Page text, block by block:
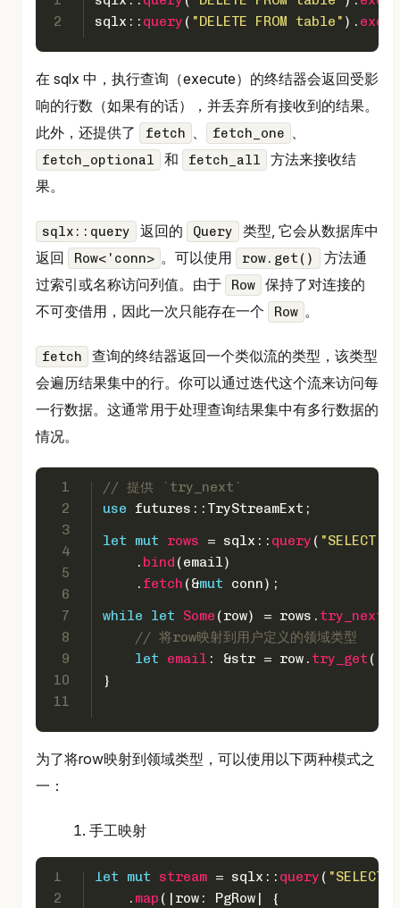
2
sqlx:: query ( "DELETE FROM table" ).
在 sqlx 中，执行查询（execute）的终结器会返回受影
响的行数（如果有的话），并丢弃所有接收到的结果。
此外，还提供了
fetch 、 fetch_one 、
fetch_optional 和 fetch_all
方法来接收结
果。
sqlx::query 返回的 Query
类型, 它会从数据库中
返回
Row<'conn> 。可以使用 row.get()
方法通
过索引或名称访问列值。由于
Row
保持了对连接的
不可变借用，因此一次只能存在一个
Row 。
fetch
查询的终结器返回一个类似流的类型，该类型
会遍历结果集中的行。你可以通过迭代这个流来访问每
一行数据。这通常用于处理查询结果集中有多行数据的
情况。
1
2
3
4
5
6
7
8
9
10
11
// 提供 `try_next`
use futures::TryStreamExt;
let
mut rows = sqlx:: query ( "SELECT
    .
bind (email)
    .
fetch (&mut conn);
while
let Some (row) = rows. try_next
// 将row映射到用户定义的领域类型
let
email : &str = row. try_get (
}
为了将row映射到领域类型，可以使用以下两种模式之
一：
手工映射
1
2
let mut stream = sqlx:: query ( "SELECT
    .
map (|row: PgRow| {